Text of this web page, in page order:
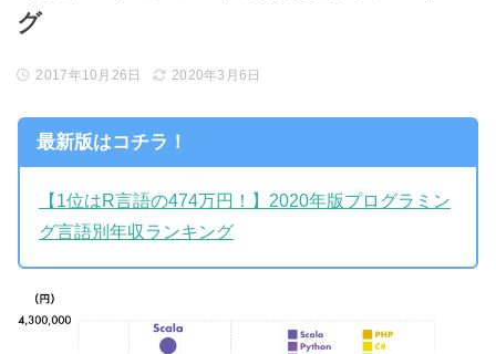
グ
2017年10月26日 2020年3月6日
最新版はコチラ！
【1位はR言語の474万円！】2020年版プログラミン
グ言語別年収ランキング